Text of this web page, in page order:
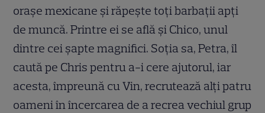
oraşe mexicane şi răpeşte toţi barbaţii apţi
de muncă. Printre ei se află şi Chico, unul
dintre cei şapte magnifici. Soţia sa, Petra, îl
caută pe Chris pentru a-i cere ajutorul, iar
acesta, împreună cu Vin, recrutează alţi patru
oameni în încercarea de a recrea vechiul grup